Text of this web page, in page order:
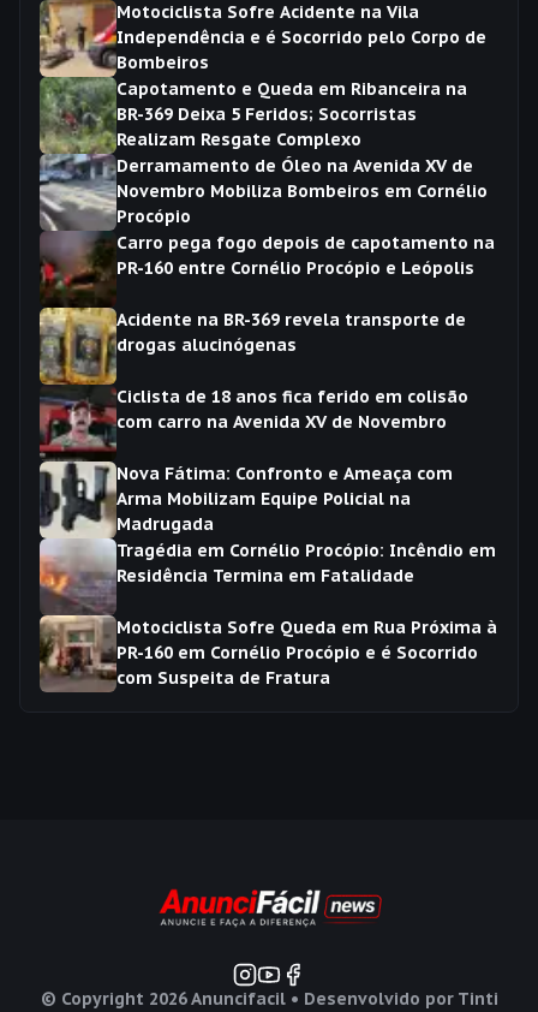
Motociclista Sofre Acidente na Vila
Independência e é Socorrido pelo Corpo de
Bombeiros
Capotamento e Queda em Ribanceira na
BR-369 Deixa 5 Feridos; Socorristas
Realizam Resgate Complexo
Derramamento de Óleo na Avenida XV de
Novembro Mobiliza Bombeiros em Cornélio
Procópio
Carro pega fogo depois de capotamento na
PR-160 entre Cornélio Procópio e Leópolis
Acidente na BR-369 revela transporte de
drogas alucinógenas
Ciclista de 18 anos fica ferido em colisão
com carro na Avenida XV de Novembro
Nova Fátima: Confronto e Ameaça com
Arma Mobilizam Equipe Policial na
Madrugada
Tragédia em Cornélio Procópio: Incêndio em
Residência Termina em Fatalidade
Motociclista Sofre Queda em Rua Próxima à
PR-160 em Cornélio Procópio e é Socorrido
com Suspeita de Fratura
© Copyright 2026Anuncifacil • Desenvolvido por Tinti